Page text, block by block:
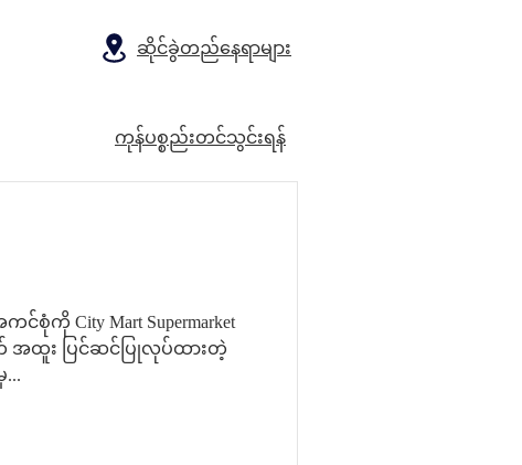
ဆိုင်ခွဲတည်နေရာများ
ကုန်ပစ္စည်းတင်သွင်းရန်
စုံကို City Mart Supermarket
ထူး ပြင်ဆင်ပြုလုပ်ထားတဲ့
...